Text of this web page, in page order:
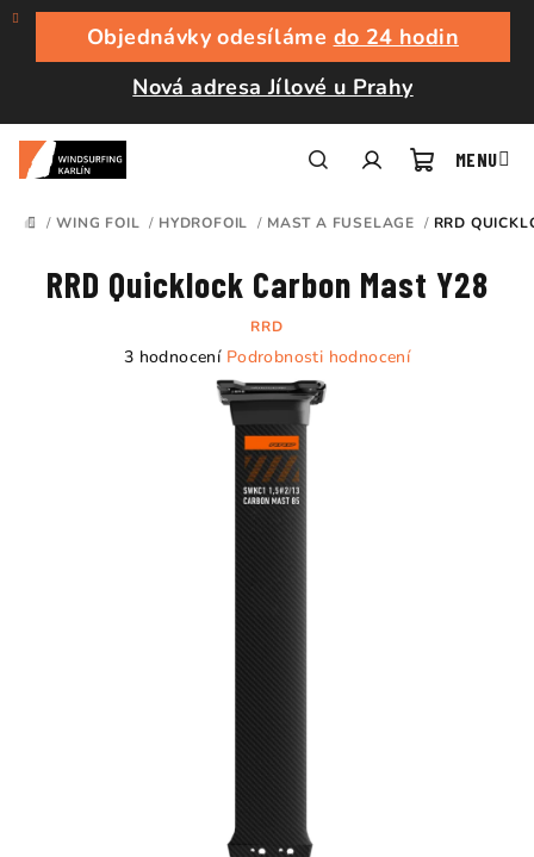
Přejít
obsah
Objednávky odesíláme do 24 hodin
Nová adresa Jílové u Prahy
košík
DOMŮ
/ WING FOIL / HYDROFOIL / MAST A FUSELAGE / RRD
RRD Quicklock Carbon Mast Y28
RRD
Průměrné
3 hodnocení Podrobnosti hodnocení